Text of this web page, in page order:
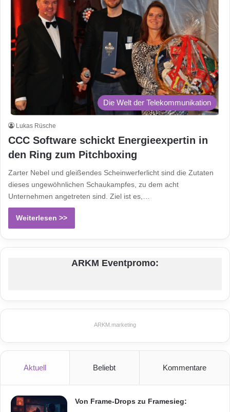
Die Welt der Telekommunikation
Lukas Rüsche
CCC Software schickt Energieexpertin in
den Ring zum Pitchboxing
Zarter Nebel und gleißendes Scheinwerferlicht sind die Zutaten
dieses ungewöhnlichen Schaukampfes, zu dem acht
Unternehmen angetreten sind. Ziel ist es,…
Weiterlesen >>
ARKM Eventpromo:
ARKM.marketing
Aktuell Beliebt Kommentare
Von Frame-Drops zu Framesieg: